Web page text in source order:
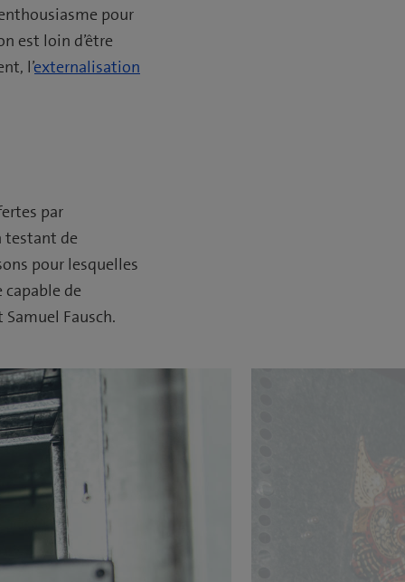
pour
est loin d’être
l’externalisation
par
testant de
pour lesquelles
capable de
Fausch.